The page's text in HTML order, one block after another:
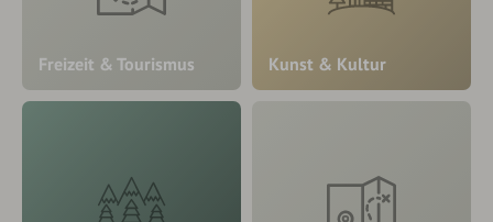
Freizeit & Tourismus Kunst & Kultur